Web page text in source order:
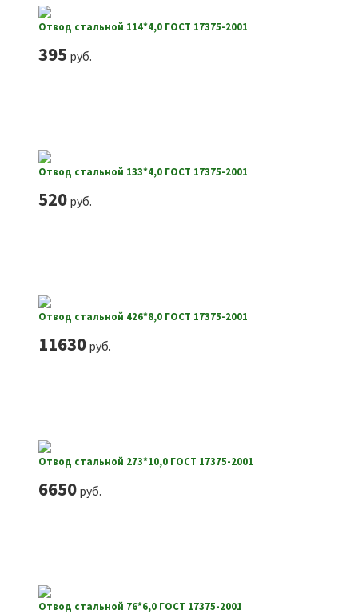
Отвод стальной 114*4,0 ГОСТ 17375-2001
395 руб.
Отвод стальной 133*4,0 ГОСТ 17375-2001
520руб.
Отвод стальной 426*8,0 ГОСТ 17375-2001
11630руб.
Отвод стальной 273*10,0 ГОСТ 17375-2001
6650руб.
Отвод стальной 76*6,0 ГОСТ 17375-2001